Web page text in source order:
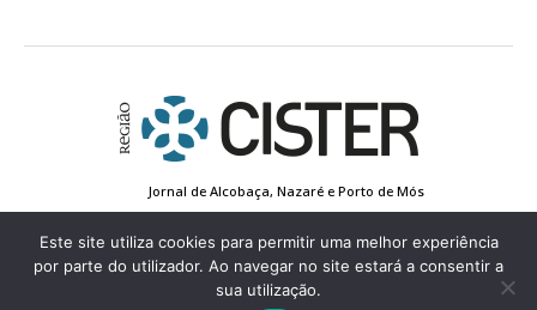
Jornal de Alcobaça, Nazaré e Porto de Mós
Conta de Registo
Edição Impressa
© 2022 Região de Cister - Todos os direitos reservados.
Este site utiliza cookies para permitir uma melhor experiência
por parte do utilizador. Ao navegar no site estará a consentir a
sua utilização.